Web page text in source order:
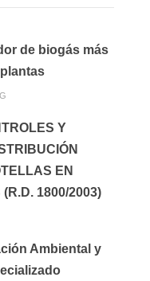
de biogás más
Y
EN
1800/2003)
Ambiental y